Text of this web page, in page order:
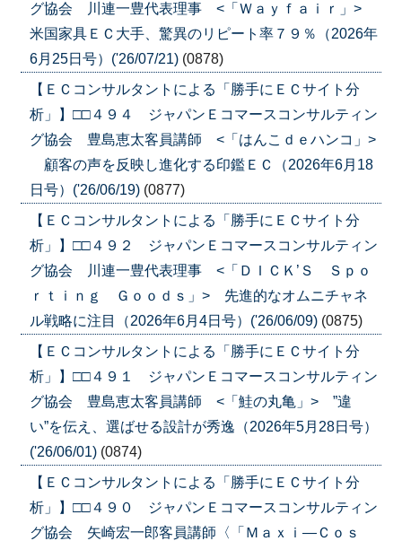
グ協会 川連一豊代表理事 <「Ｗａｙｆａｉｒ」>
米国家具ＥＣ大手、驚異のリピート率７９％（2026年
6月25日号）('26/07/21) (0878)
【ＥＣコンサルタントによる「勝手にＥＣサイト分
析」】□□４９４ ジャパンＥコマースコンサルティン
グ協会 豊島恵太客員講師 <「はんこｄｅハンコ」>
顧客の声を反映し進化する印鑑ＥＣ（2026年6月18
日号）('26/06/19) (0877)
【ＥＣコンサルタントによる「勝手にＥＣサイト分
析」】□□４９２ ジャパンＥコマースコンサルティン
グ協会 川連一豊代表理事 <「ＤＩＣＫ’Ｓ Ｓｐｏ
ｒｔｉｎｇ Ｇｏｏｄｓ」> 先進的なオムニチャネ
ル戦略に注目（2026年6月4日号）('26/06/09) (0875)
【ＥＣコンサルタントによる「勝手にＥＣサイト分
析」】□□４９１ ジャパンＥコマースコンサルティン
グ協会 豊島恵太客員講師 <「鮭の丸亀」> ”違
い”を伝え、選ばせる設計が秀逸（2026年5月28日号）
('26/06/01) (0874)
【ＥＣコンサルタントによる「勝手にＥＣサイト分
析」】□□４９０ ジャパンＥコマースコンサルティン
グ協会 矢崎宏一郎客員講師〈「Ｍａｘｉ―Ｃｏｓ